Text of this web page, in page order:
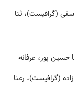
(گرافیست)، ثنا
حسین پور، عرفانه
(گرافیست)، رعنا